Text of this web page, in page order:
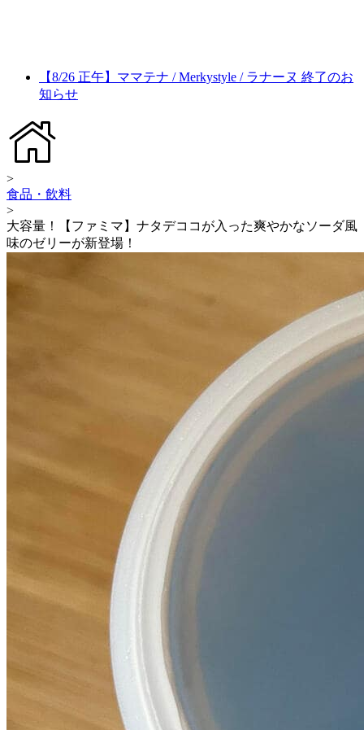
【8/26 正午】ママテナ / Merkystyle / ラナーヌ 終了のお
知らせ
>
食品・飲料
>
大容量！【ファミマ】ナタデココが入った爽やかなソーダ風
味のゼリーが新登場！